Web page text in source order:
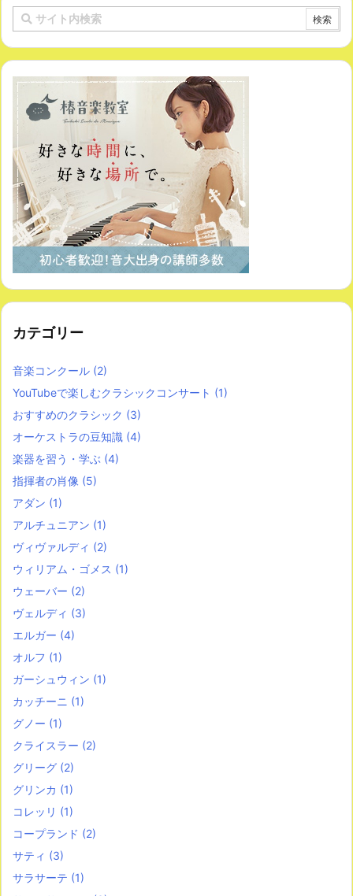
カテゴリー
音楽コンクール (2)
YouTubeで楽しむクラシックコンサート (1)
おすすめのクラシック (3)
オーケストラの豆知識 (4)
楽器を習う・学ぶ (4)
指揮者の肖像 (5)
アダン (1)
アルチュニアン (1)
ヴィヴァルディ (2)
ウィリアム・ゴメス (1)
ウェーバー (2)
ヴェルディ (3)
エルガー (4)
オルフ (1)
ガーシュウィン (1)
カッチーニ (1)
グノー (1)
クライスラー (2)
グリーグ (2)
グリンカ (1)
コレッリ (1)
コープランド (2)
サティ (3)
サラサーテ (1)